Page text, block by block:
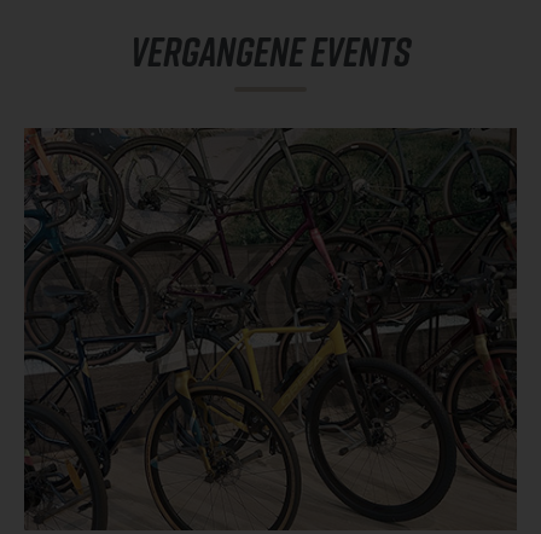
VERGANGENE EVENTS